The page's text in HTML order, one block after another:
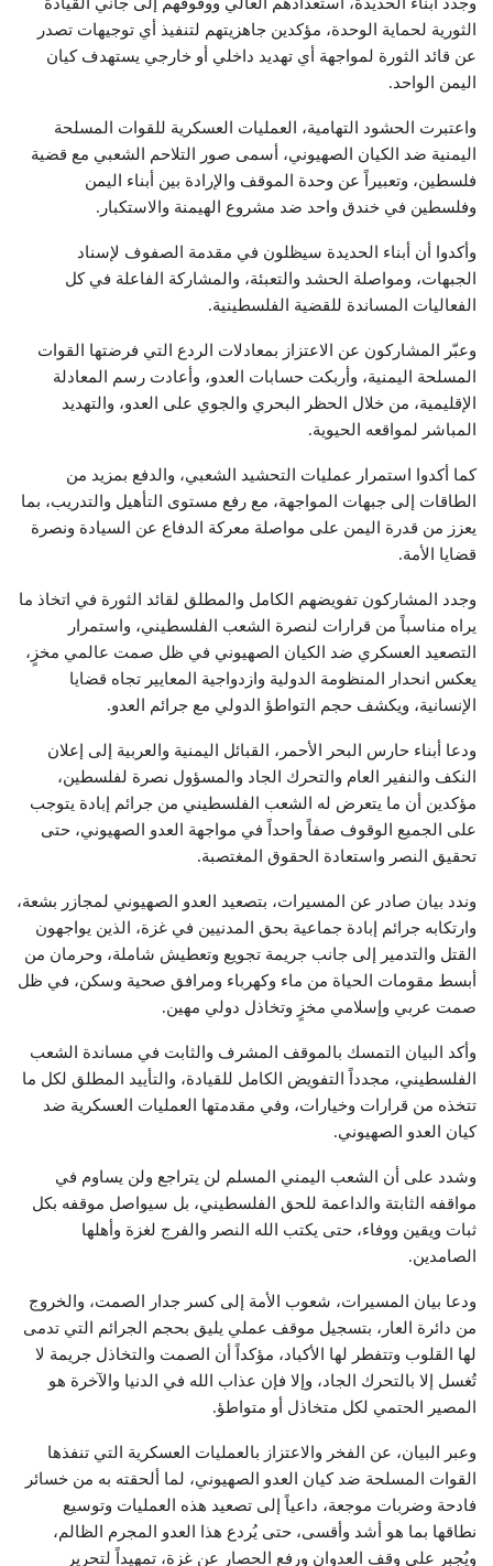
الثورية لحماية الوحدة، مؤكدين جاهزيتهم لتنفيذ أي توجيهات تصدر
عن قائد الثورة لمواجهة أي تهديد داخلي أو خارجي يستهدف كيان
اليمن الواحد.
واعتبرت الحشود التهامية، العمليات العسكرية للقوات المسلحة
اليمنية ضد الكيان الصهيوني، أسمى صور التلاحم الشعبي مع قضية
فلسطين، وتعبيراً عن وحدة الموقف والإرادة بين أبناء اليمن
وفلسطين في خندق واحد ضد مشروع الهيمنة والاستكبار.
وأكدوا أن أبناء الحديدة سيظلون في مقدمة الصفوف لإسناد
الجبهات، ومواصلة الحشد والتعبئة، والمشاركة الفاعلة في كل
الفعاليات المساندة للقضية الفلسطينية.
وعبّر المشاركون عن الاعتزاز بمعادلات الردع التي فرضتها القوات
المسلحة اليمنية، وأربكت حسابات العدو، وأعادت رسم المعادلة
الإقليمية، من خلال الحظر البحري والجوي على العدو، والتهديد
المباشر لمواقعه الحيوية.
كما أكدوا استمرار عمليات التحشيد الشعبي، والدفع بمزيد من
الطاقات إلى جبهات المواجهة، مع رفع مستوى التأهيل والتدريب، بما
يعزز من قدرة اليمن على مواصلة معركة الدفاع عن السيادة ونصرة
قضايا الأمة.
وجدد المشاركون تفويضهم الكامل والمطلق لقائد الثورة في اتخاذ ما
يراه مناسباً من قرارات لنصرة الشعب الفلسطيني، واستمرار
التصعيد العسكري ضد الكيان الصهيوني في ظل صمت عالمي مخزٍ،
يعكس انحدار المنظومة الدولية وازدواجية المعايير تجاه قضايا
الإنسانية، ويكشف حجم التواطؤ الدولي مع جرائم العدو.
ودعا أبناء حارس البحر الأحمر، القبائل اليمنية والعربية إلى إعلان
النكف والنفير العام والتحرك الجاد والمسؤول نصرة لفلسطين،
مؤكدين أن ما يتعرض له الشعب الفلسطيني من جرائم إبادة يتوجب
على الجميع الوقوف صفاً واحداً في مواجهة العدو الصهيوني، حتى
تحقيق النصر واستعادة الحقوق المغتصبة.
وندد بيان صادر عن المسيرات، بتصعيد العدو الصهيوني لمجازر بشعة،
وارتكابه جرائم إبادة جماعية بحق المدنيين في غزة، الذين يواجهون
القتل والتدمير إلى جانب جريمة تجويع وتعطيش شاملة، وحرمان من
أبسط مقومات الحياة من ماء وكهرباء ومرافق صحية وسكن، في ظل
صمت عربي وإسلامي مخزٍ وتخاذل دولي مهين.
وأكد البيان التمسك بالموقف المشرف والثابت في مساندة الشعب
الفلسطيني، مجدداً التفويض الكامل للقيادة، والتأييد المطلق لكل ما
تتخذه من قرارات وخيارات، وفي مقدمتها العمليات العسكرية ضد
كيان العدو الصهيوني.
وشدد على أن الشعب اليمني المسلم لن يتراجع ولن يساوم في
مواقفه الثابتة والداعمة للحق الفلسطيني، بل سيواصل موقفه بكل
ثبات ويقين ووفاء، حتى يكتب الله النصر والفرج لغزة وأهلها
الصامدين.
ودعا بيان المسيرات، شعوب الأمة إلى كسر جدار الصمت، والخروج
من دائرة العار، بتسجيل موقف عملي يليق بحجم الجرائم التي تدمى
لها القلوب وتتفطر لها الأكباد، مؤكداً أن الصمت والتخاذل جريمة لا
تُغسل إلا بالتحرك الجاد، وإلا فإن عذاب الله في الدنيا والآخرة هو
المصير الحتمي لكل متخاذل أو متواطؤ.
وعبر البيان، عن الفخر والاعتزاز بالعمليات العسكرية التي تنفذها
القوات المسلحة ضد كيان العدو الصهيوني، لما ألحقته به من خسائر
فادحة وضربات موجعة، داعياً إلى تصعيد هذه العمليات وتوسيع
نطاقها بما هو أشد وأقسى، حتى يُردع هذا العدو المجرم الظالم،
ويُجبر على وقف العدوان ورفع الحصار عن غزة، تمهيداً لتحرير